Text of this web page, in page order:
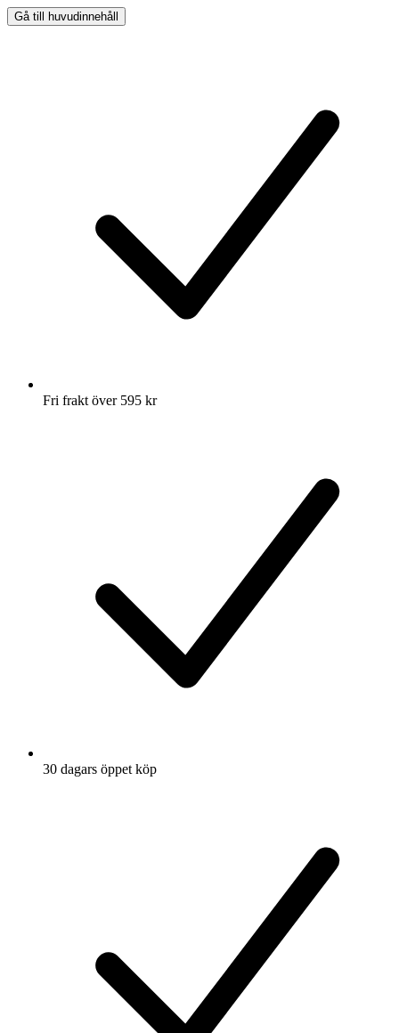
Gå till huvudinnehåll
Fri frakt över 595 kr
30 dagars öppet köp